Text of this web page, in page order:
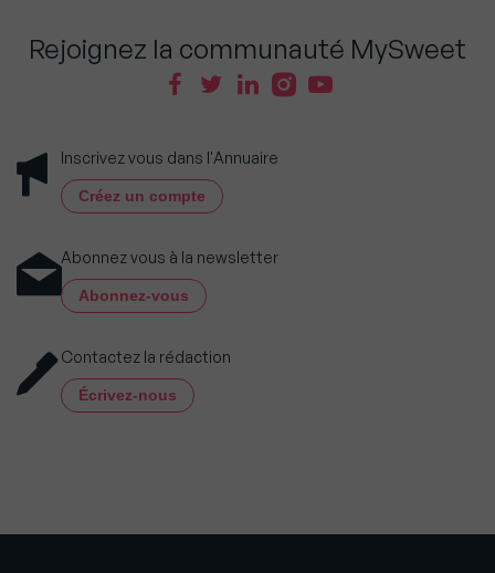
Rejoignez la communauté MySweet
Inscrivez vous dans l'Annuaire
Créez un compte
Abonnez vous à la newsletter
Abonnez-vous
Contactez la rédaction
Écrivez-nous